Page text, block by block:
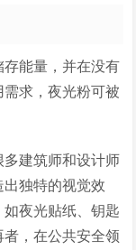
能量，并在没有
求，夜光粉可被
建筑师和设计师
独特的视觉效
夜光贴纸、钥匙
，在公共安全领